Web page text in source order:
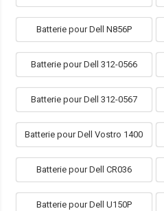
Batterie pour Dell N856P
Batterie pour Dell 312-0566
Batterie pour Dell 312-0567
Batterie pour Dell Vostro 1400
Batterie pour Dell CR036
Batterie pour Dell U150P